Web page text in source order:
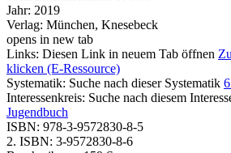
Jahr: 2019
Verlag: München, Knesebeck
opens in new tab
Links: Diesen Link in neuem Tab öffnen
klicken (E-Ressource)
Systematik: Suche nach dieser Systematik
Interessenkreis: Suche nach diesem
Jugendbuch
ISBN: 978-3-9572830-8-5
2. ISBN: 3-9572830-8-6